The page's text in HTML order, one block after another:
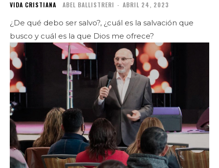
VIDA CRISTIANA ABEL BALLISTRERI - ABRIL 24, 2023
¿De qué debo ser salvo?, ¿cuál es la salvación que
busco y cuál es la que Dios me ofrece?